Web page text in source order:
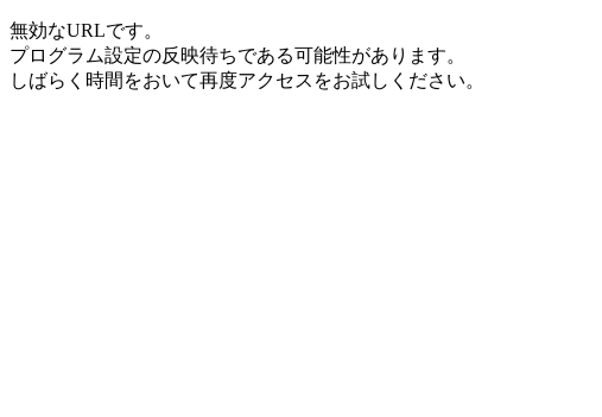
無効なURLです。
プログラム設定の反映待ちである可能性があります。
しばらく時間をおいて再度アクセスをお試しください。